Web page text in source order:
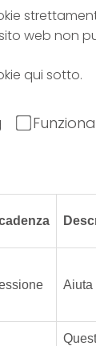
web
qui sotto.
Aiuta